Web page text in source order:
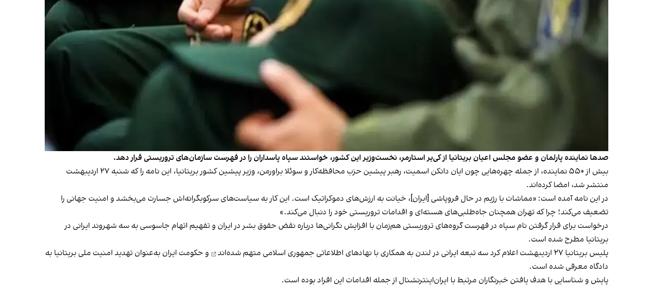
صدها نماینده پارلمان و عضو مجلس اعیان بریتانیا از کی‌یر استارمر، نخست‌وزیر این کشور، خواستند سپاه پاسداران را در فهرست سازمان‌های تروریستی قرار دهد.
بیش از ۵۵۰ نماینده، از جمله چهره‌هایی چون ایان دانکن اسمیت، رهبر پیشین حزب محافظه‌کار و سوئلا براورمن، وزیر پیشین کشور بریتانیا، این نامه را که شنبه ۲۷ اردیبهشت
منتشر شد، امضا کرده‌اند.
در این نامه آمده است: «مماشات با رژیم در حال فروپاشی [ایران]، خیانت به ارزش‌های دموکراتیک است. این کار به سیاست‌های سرکوبگرانه‌اش جسارت می‌بخشد و امنیت جهانی را
تضعیف می‌کند؛ چرا که تهران همچنان جاه‌طلبی‌های هسته‌ای و اقدامات تروریستی خود را دنبال می‌کند.»
درخواست برای قرار گرفتن نام سپاه در فهرست گروه‌های تروریستی هم‌زمان با افزایش نگرانی‌ها درباره نقض حقوق بشر در ایران و تفهیم اتهام جاسوسی به سه شهروند ایرانی در
بریتانیا مطرح شده است.
پلیس بریتانیا ۲۷ اردیبهشت اعلام کرد سه تبعه ایرانی در لندن به همکاری با نهادهای اطلاعاتی جمهوری اسلامی
متهم شده‌اند
و حکومت ایران به‌عنوان تهدید امنیت ملی بریتانیا به
دادگاه معرفی شده است.
پایش و شناسایی با هدف یافتن خبرنگاران مرتبط با ایران‌اینترنشنال از جمله اقدامات این افراد بوده است.